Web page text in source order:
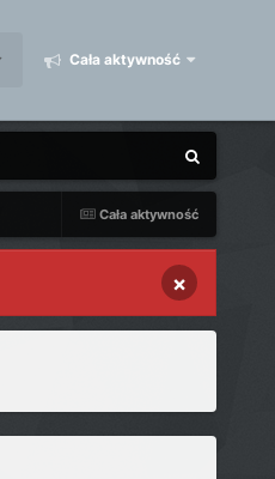
Cała aktywność
Cała aktywność
×